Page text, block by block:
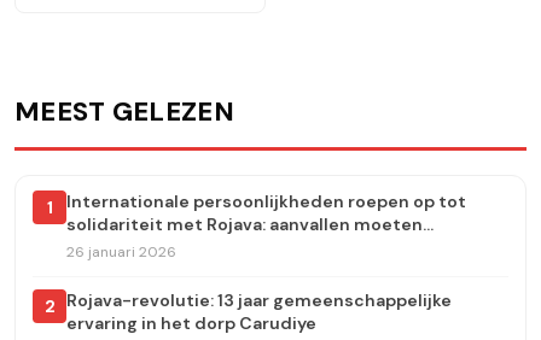
MEEST GELEZEN
1
Internationale persoonlijkheden roepen op tot
solidariteit met Rojava: aanvallen moeten
onmiddellijk worden stopgezet
26 januari 2026
2
Rojava-revolutie: 13 jaar gemeenschappelijke
ervaring in het dorp Carudiye